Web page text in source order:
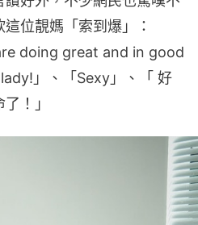
位靚媽「索到爆」：
doing great and in good
」、「Sexy」、「 好
！」